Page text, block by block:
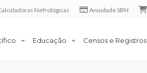
Nefrológicas Anuidade SBN
Educação Censos e Registros